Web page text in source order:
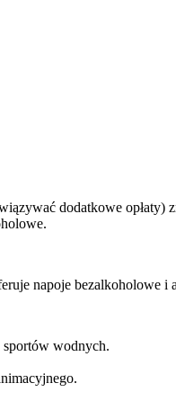
dodatkowe
napoje bezalkoholowe
wodnych.